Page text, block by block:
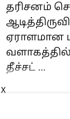
தரிசனம்
ஏராளமான
தீச்சட் ...
X